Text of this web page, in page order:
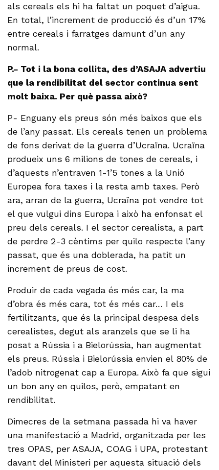
als cereals els hi ha faltat un poquet d’aigua.
En total, l’increment de producció és d’un 17%
entre cereals i farratges damunt d’un any
normal.
P.- Tot i la bona collita, des d’ASAJA advertiu
que la rendibilitat del sector continua sent
molt baixa. Per què passa això?
P- Enguany els preus són més baixos que els
de l’any passat. Els cereals tenen un problema
de fons derivat de la guerra d’Ucraïna. Ucraïna
produeix uns 6 milions de tones de cereals, i
d’aquests n’entraven 1-1’5 tones a la Unió
Europea fora taxes i la resta amb taxes. Però
ara, arran de la guerra, Ucraïna pot vendre tot
el que vulgui dins Europa i això ha enfonsat el
preu dels cereals. I el sector cerealista, a part
de perdre 2-3 cèntims per quilo respecte l’any
passat, que és una doblerada, ha patit un
increment de preus de cost.
Produir de cada vegada és més car, la ma
d’obra és més cara, tot és més car… I els
fertilitzants, que és la principal despesa dels
cerealistes, degut als aranzels que se li ha
posat a Rússia i a Bielorússia, han augmentat
els preus. Rússia i Bielorússia envien el 80% de
l’adob nitrogenat cap a Europa. Això fa que sigui
un bon any en quilos, però, empatant en
rendibilitat.
Dimecres de la setmana passada hi va haver
una manifestació a Madrid, organitzada per les
tres OPAS, per ASAJA, COAG i UPA, protestant
davant del Ministeri per aquesta situació dels